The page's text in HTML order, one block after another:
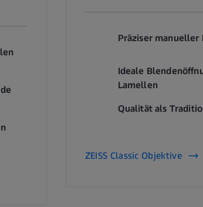
Präziser manueller
Ideale
Lamellen
Qualität als
ZEISS Classic Objektive